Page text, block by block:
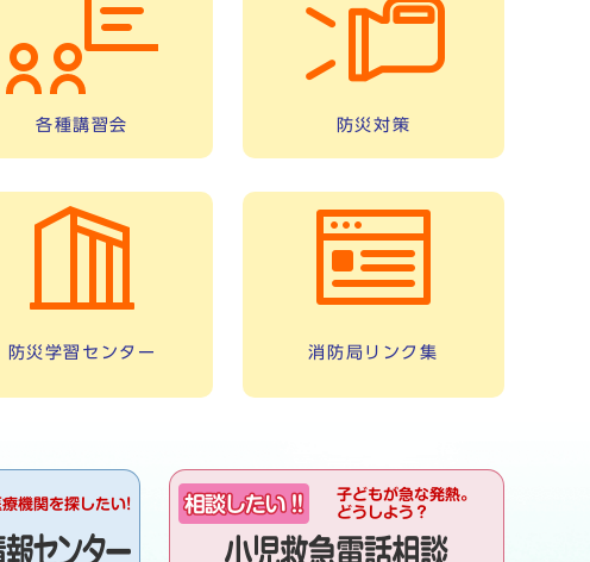
各種講習会 防災対策
防災学習センター 消防局リンク集